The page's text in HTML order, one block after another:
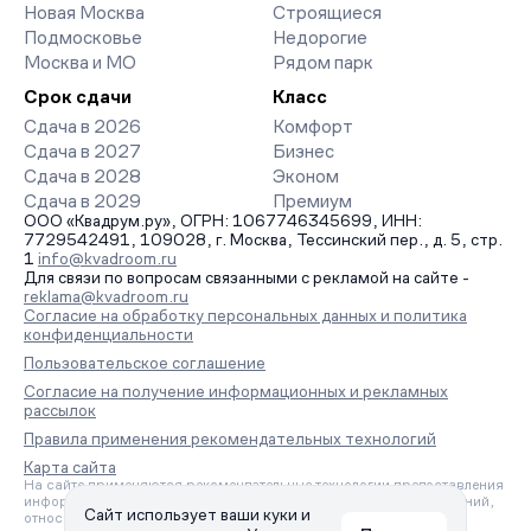
Новая Москва
Подмосковье
Москва и МО
Строящиеся
Недорогие
Рядом парк
Срок сдачи
Сдача в 2026
Сдача в 2027
Сдача в 2028
Сдача в 2029
Класс
Комфорт
Бизнес
Эконом
Премиум
ООО «Квадрум.ру», ОГРН: 1067746345699, ИНН:
7729542491, 109028, г. Москва, Тессинский пер., д. 5, стр.
1 info@kvadroom.ru
Для связи по вопросам связанными с рекламой на сайте -
reklama@kvadroom.ru
Согласие на обработку персональных данных и политика
конфиденциальности
Пользовательское соглашение
Согласие на получение информационных и рекламных
рассылок
Правила применения рекомендательных технологий
Карта сайта
На сайте применяются рекомендательные технологии предоставления
информации на основе сбора, систематизации и анализа сведений,
относящихся к предпочтениям пользователей сети «Интернет»,
Сайт использует ваши куки и